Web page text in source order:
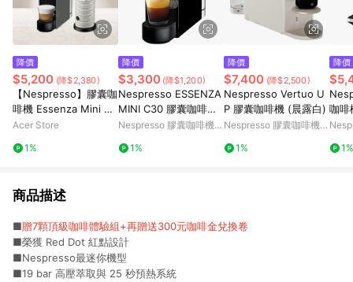
降價
$5,200 (降$2,380)
【Nespresso】膠囊咖
啡機 Essenza Mini 優
雅灰 Aeroccino3 白色
+膠囊折扣金)
Acer Store
1%
降價
$3,300 (降$1,200)
Nespresso ESSENZA
MINI C30 膠囊咖啡機
(鋼琴黑)
Nespresso 膠囊咖啡機官
1%
降價
$7,400 (降$2,500)
Nespresso Vertuo U
P 膠囊咖啡機 (晨露白)
Nespresso 膠囊咖啡機官
1%
降價
咖啡
1%
商品描述
■贈7顆頂級咖啡體驗組+再贈送300元咖啡金兌換卷
■榮獲 Red Dot 紅點設計
■Nespresso最迷你機型
■19 bar 高壓萃取與 25 秒預熱系統